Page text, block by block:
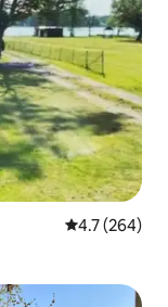
평점 4.7점(5
4.7 (264)